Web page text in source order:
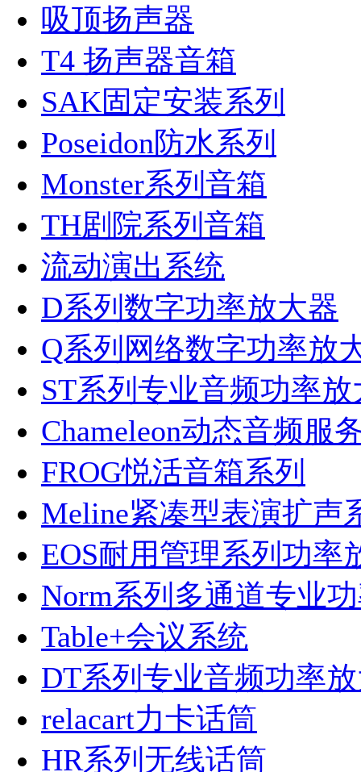
吸顶扬声器
T4 扬声器音箱
SAK固定安装系列
Poseidon防水系列
Monster系列音箱
TH剧院系列音箱
流动演出系统
D系列数字功率放大器
Q系列网络数字功率放
ST系列专业音频功率放
Chameleon动态音频服
FROG悦活音箱系列
Meline紧凑型表演扩声
EOS耐用管理系列功率
Norm系列多通道专业
Table+会议系统
DT系列专业音频功率
relacart力卡话筒
HR系列无线话筒